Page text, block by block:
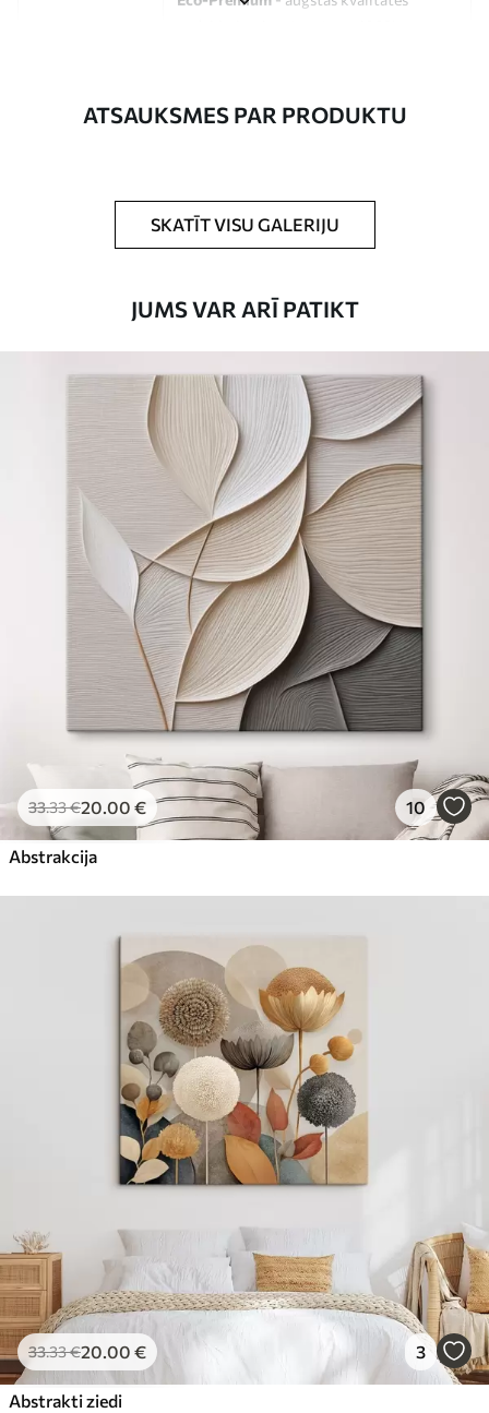
Jūs varat pievienot lakas pārklājumu.
No15.00€
Eco-Premium
.00
ATSAUKSMES PAR PRODUKTU
SKATĪT VISU GALERIJU
JUMS VAR ARĪ PATIKT
33.33€20.00 € 10
Abstrakcija
33.33€20.00 € 3
Abstrakti ziedi